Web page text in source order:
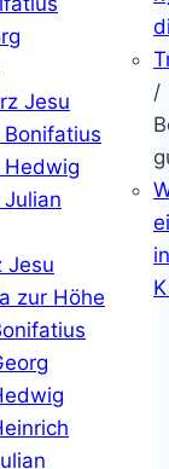
Jesu
Hedwig
Jesu
zur Höhe
/